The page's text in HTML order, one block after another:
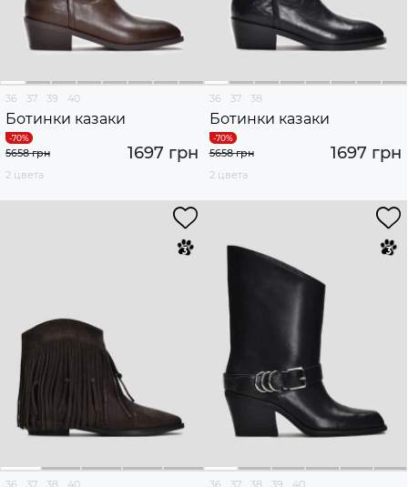
36 37 39 40
Ботинки казаки
1697 грн
5658 грн
2 цвета
36 37 38
Ботинки казаки
1697 грн
5658 грн
2 цвета